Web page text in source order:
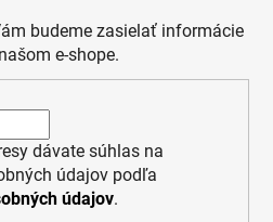
budeme zasielať informácie
e-shope.
dávate súhlas na
údajov podľa
údajov.